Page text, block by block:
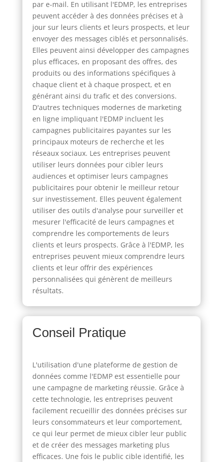
par e-mail. En utilisant l'EDMP, les entreprises
peuvent accéder à des données précises et à
jour sur leurs clients et leurs prospects, et leur
envoyer des messages ciblés et personnalisés.
Elles peuvent ainsi développer des campagnes
plus efficaces, en proposant des offres, des
produits ou des informations spécifiques à
chaque client et à chaque prospect, et en
générant ainsi du trafic et des conversions.
D'autres techniques modernes de marketing
en ligne impliquant l'EDMP incluent les
campagnes publicitaires payantes sur les
principaux moteurs de recherche et les
réseaux sociaux. Les entreprises peuvent
utiliser leurs données pour cibler leurs
audiences et optimiser leurs campagnes
publicitaires pour obtenir le meilleur retour
sur investissement. Elles peuvent également
utiliser des outils d'analyse pour surveiller et
mesurer l'efficacité de leurs campagnes et
comprendre les comportements de leurs
clients et leurs prospects. Grâce à l'EDMP, les
entreprises peuvent mieux comprendre leurs
clients et leur offrir des expériences
personnalisées qui génèrent de meilleurs
résultats.
Conseil Pratique
L'utilisation d'une plateforme de gestion de
données comme l'EDMP est essentielle pour
une campagne de marketing réussie. Grâce à
cette technologie, les entreprises peuvent
facilement recueillir des données précises sur
leurs consommateurs et leur comportement,
ce qui leur permet de mieux cibler leur public
et de créer des messages marketing plus
efficaces. Une fois le public cible identifié, les